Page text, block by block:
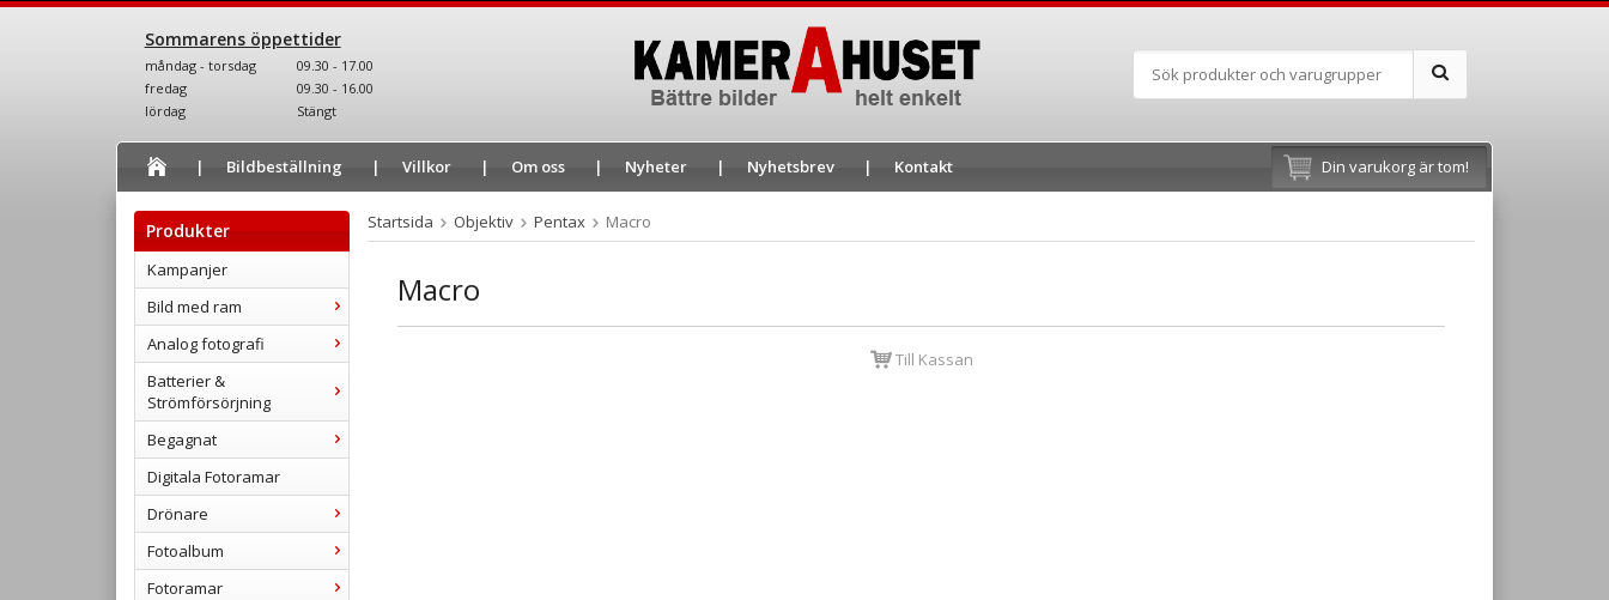
Sommarens öppettider
måndag - torsdag
09.30 - 17.00
fredag
09.30 - 16.00
lördag
Stängt
Bildbeställning Villkor Om oss Nyheter Nyhetsbrev Kontakt Din varukorg är tom!
Produkter
Kampanjer
Bild med ram
Analog fotografi
Batterier &
Strömförsörjning
Begagnat
Digitala Fotoramar
Drönare
Fotoalbum
Fotoramar
Startsida Objektiv Pentax Macro
Macro
Till Kassan